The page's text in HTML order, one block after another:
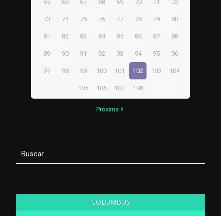
65 66 67 68 69 70 71 72
73 74 75 76 77 78 79 80
81 82 83 84 85 86 87 88
89 90 91 92 93 94 95 96
97 98 99 100 101 102 103 104
105 106 107 108
Próxima
COLUMBUS